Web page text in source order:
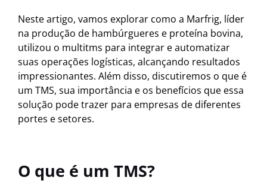
Neste artigo, vamos explorar como a Marfrig, líder
na produção de hambúrgueres e proteína bovina,
utilizou o multitms para integrar e automatizar
suas operações logísticas, alcançando resultados
impressionantes. Além disso, discutiremos o que é
um TMS, sua importância e os benefícios que essa
solução pode trazer para empresas de diferentes
portes e setores.
O que é um TMS?